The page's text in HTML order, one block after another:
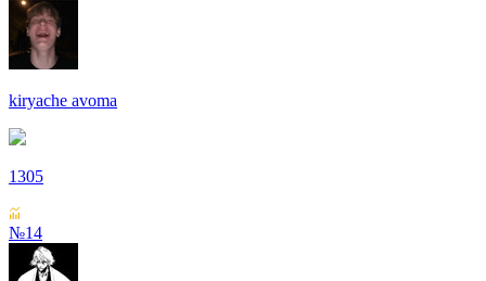
kiryache avoma
1305
№14